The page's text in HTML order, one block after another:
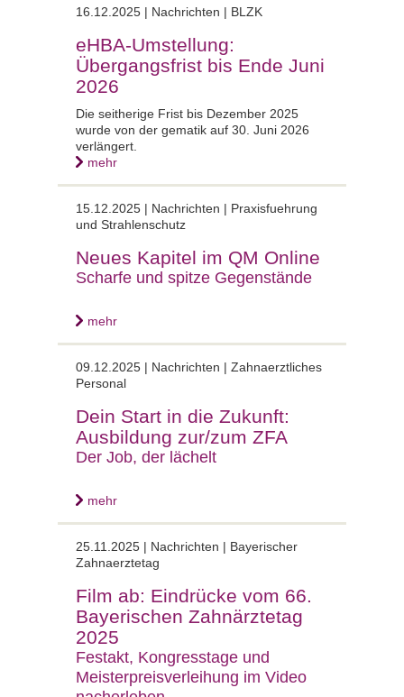
16.12.2025 | Nachrichten | BLZK
eHBA-Umstellung:
Übergangsfrist bis Ende Juni
2026
Die seitherige Frist bis Dezember 2025
wurde von der gematik auf 30. Juni 2026
verlängert.
mehr
15.12.2025 | Nachrichten | Praxisfuehrung
und Strahlenschutz
Neues Kapitel im QM Online
Scharfe und spitze Gegenstände
mehr
09.12.2025 | Nachrichten | Zahnaerztliches
Personal
Dein Start in die Zukunft:
Ausbildung zur/zum ZFA
Der Job, der lächelt
mehr
25.11.2025 | Nachrichten | Bayerischer
Zahnaerztetag
Film ab: Eindrücke vom 66.
Bayerischen Zahnärztetag
2025
Festakt, Kongresstage und
Meisterpreisverleihung im Video